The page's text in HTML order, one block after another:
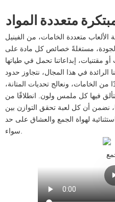
متعددة المواد
متعددة الخامات، من الفينيل
الجودة، مستغلةً خصائص كل مادة على
مقتنيات، إبداعاتنا تحمل في طياتها
الرائدة في هذا المجال، نتجاوز حدود
الخامات، ونعالج تحديات المتانة،
فيها كل ملمس ولون. انطلاقًا من
نضمن أن كل لعبة تحقق التوازن بين
لهواة الجمع والعشاق على حد